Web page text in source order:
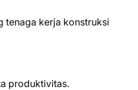
tenaga kerja konstruksi
produktivitas.